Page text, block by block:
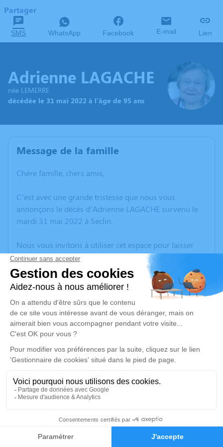
Faire-part Hommages
Partager
SMS WhatsApp Facebook E-mail Lien
Adrienne LAGACHE
née LEMERRE
décédée le 31 mai 2022 à l'âge de 95 ans
Message de la famille
Chère famille, chers amis,
C’est avec une grande tristesse que nous vous
annonçons le décès d’Adrienne LAGACHE survenu le
mardi 31 mai 2022 à Seclin.
Nous vous invitons à utiliser cet espace pour laisser
vos condoléances, partager des photos souvenirs, une
anecdote ou exprimer vos pensées à travers des
poèmes ou des textes. Cet endroit est un lieu
d'expression dédié à honorer la mémoire d’Adrienne
LAGACHE.
Un service de plantation d’arbre hommage est
disponible ici.
Je rends hommage
Cérémonie religieuse
Église Saint Christophe de Phalempin
59133 Phalempin